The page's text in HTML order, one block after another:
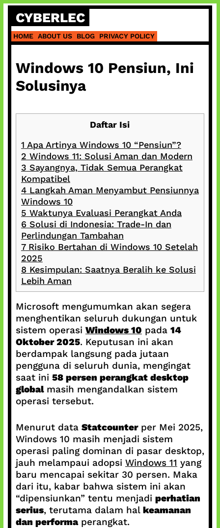
Skip
content
CYBERLEC
HOME ABOUT US BLOG PRIVACY POLICY
Windows 10 Pensiun, Ini
Solusinya
Daftar Isi
1 Apa Artinya Windows 10 “Pensiun”?
2 Windows 11: Solusi Aman dan Modern
3 Sayangnya, Tidak Semua Perangkat
Kompatibel
4Langkah Aman Menyambut Pensiunnya
Windows 10
5 Waktunya Evaluasi Perangkat Anda
6 Solusi di Indonesia: Trade-In dan
Perlindungan Tambahan
7Risiko Bertahan di Windows 10 Setelah
2025
8 Kesimpulan: Saatnya Beralih ke Solusi
Lebih Aman
Microsoft mengumumkan akan segera
menghentikan seluruh dukungan untuk
sistem operasi Windows 10 pada 14
Oktober 2025. Keputusan ini akan
berdampak langsung pada jutaan
pengguna di seluruh dunia, mengingat
saat ini 58 persen perangkat desktop
globalmasih mengandalkan sistem
operasi tersebut.
Menurut data Statcounterper Mei 2025,
Windows 10 masih menjadi sistem
operasi paling dominan di pasar desktop,
jauh melampaui adopsi Windows 11 yang
baru mencapai sekitar 30 persen. Maka
dari itu, kabar bahwa sistem ini akan
“dipensiunkan” tentu menjadi perhatian
serius, terutama dalam hal keamanan
dan performaperangkat.